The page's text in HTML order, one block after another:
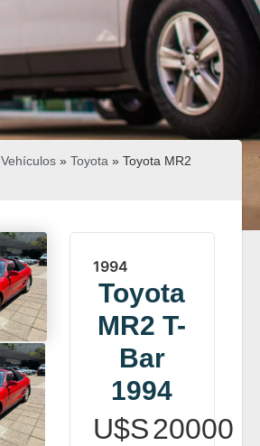
Vehículos » Toyota » Toyota MR2
1994
Toyota
MR2 T-
Bar
1994
U$S20000